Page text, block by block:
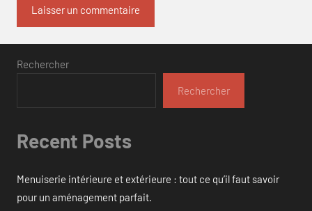
Rechercher
Rechercher
Recent Posts
Menuiserie intérieure et extérieure : tout ce qu’il faut savoir
pour un aménagement parfait.